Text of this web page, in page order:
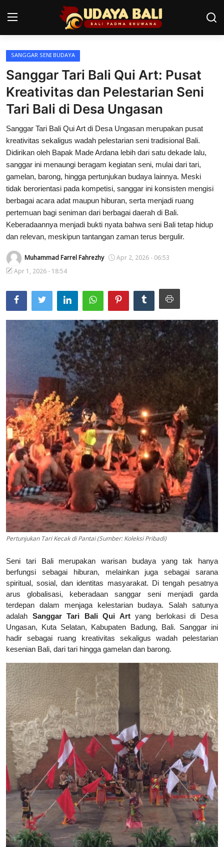
Home
Pura
Desa Adat
Tradisi
Kearifan lokal
Alam Bali
Seni
Kisah
Usadha
Indonesia
SANGGAR SENI BUDAYA
Sanggar Tari Bali Qui Art: Pusat
Kreativitas dan Pelestarian Seni
Tari Bali di Desa Ungasan
Sanggar Tari Bali Qui Art di Desa Ungasan merupakan pusat
kreativitas sekaligus wadah pelestarian seni tradisional Bali.
Didirikan oleh Bapak Made Ardana lebih dari satu dekade lalu,
sanggar ini menaungi beragam kegiatan seni, mulai dari tari,
gamelan, barong, hingga pertunjukan budaya lainnya. Meski
tidak berorientasi pada kompetisi, sanggar ini konsisten mengisi
berbagai acara adat maupun hiburan, serta menjadi ruang
pertemuan bagi seniman dari berbagai daerah di Bali.
Keberadaannya menjadi bukti nyata bahwa seni Bali tetap hidup
dan relevan, meskipun tantangan zaman terus bergulir.
Muhammad Farrel Fahrezhy
Apr 2, 2026 - 06:53
Apr 1, 2026 - 18:54
Pertunjukan Tari Kecak di Pantai (Sumber: Koleksi Pribadi)
Seni tari Bali merupakan warisan budaya yang tak hanya
berfungsi sebagai hiburan, melainkan juga sebagai sarana
spiritual, sosial, dan identitas masyarakat. Di tengah pesatnya
arus globalisasi, keberadaan sanggar seni menjadi garda
terdepan dalam menjaga kelestarian budaya. Salah satunya
adalah Sanggar Tari Bali Qui Artyang berlokasi di Desa
Ungasan, Kuta Selatan, Kabupaten Badung, Bali. Sanggar ini
hadir sebagai ruang kreativitas sekaligus wadah pelestarian
kesenian Bali, dari tari hingga gamelan dan barong.